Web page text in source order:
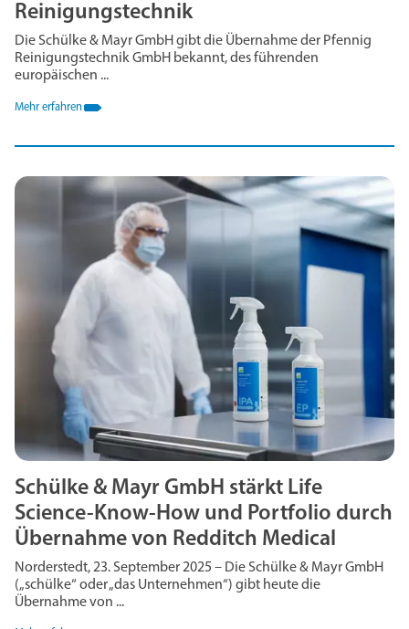
Reinigungstechnik
Die Schülke & Mayr GmbH gibt die Übernahme der Pfennig
Reinigungstechnik GmbH bekannt, des führenden
europäischen ...
Mehr erfahren
Schülke & Mayr GmbH stärkt Life
Science-Know-How und Portfolio durch
Übernahme von Redditch Medical
Norderstedt, 23. September 2025 – Die Schülke & Mayr GmbH
(„schülke“ oder „das Unternehmen“) gibt heute die
Übernahme von ...